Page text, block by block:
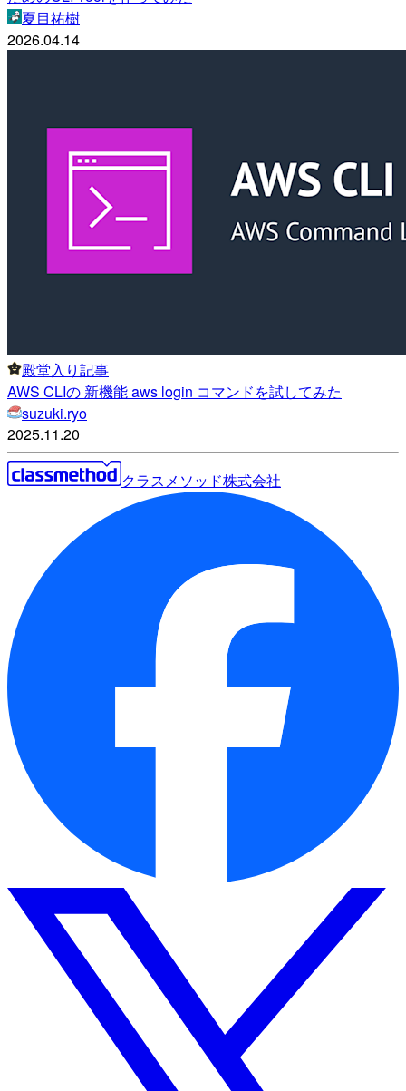
夏目祐樹
2026.04.14
殿堂入り記事
AWS CLIの 新機能 aws login コマンドを試してみた
suzuki.ryo
2025.11.20
クラスメソッド株式会社